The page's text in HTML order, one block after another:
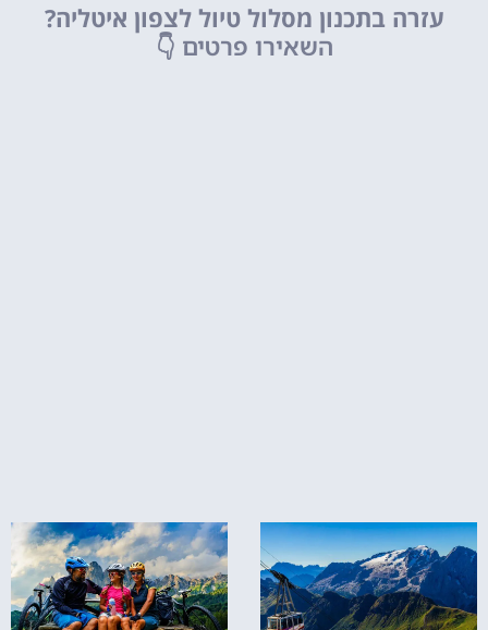
עזרה בתכנון מסלול טיול לצפון איטליה?
השאירו פרטים 👇